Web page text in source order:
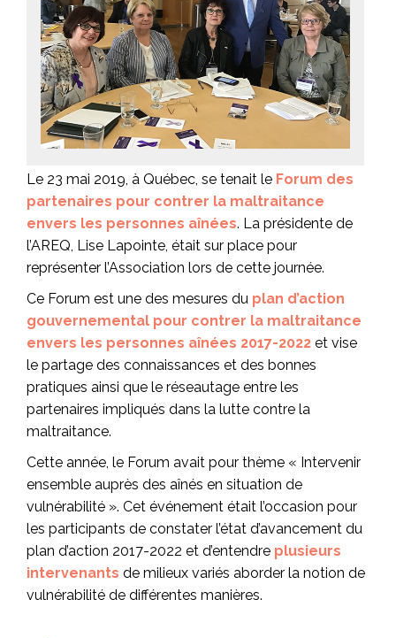
Le 23 mai 2019, à Québec, se tenait le Forum des
partenaires pour contrer la maltraitance
envers les personnes aînées. La présidente de
l’AREQ, Lise Lapointe, était sur place pour
représenter l’Association lors de cette journée.
Ce Forum est une des mesures du plan d’action
gouvernemental pour contrer la maltraitance
envers les personnes aînées 2017-2022 et vise
le partage des connaissances et des bonnes
pratiques ainsi que le réseautage entre les
partenaires impliqués dans la lutte contre la
maltraitance.
Cette année, le Forum avait pour thème « Intervenir
ensemble auprès des aînés en situation de
vulnérabilité ». Cet événement était l’occasion pour
les participants de constater l’état d’avancement du
plan d’action 2017-2022 et d’entendre plusieurs
intervenants de milieux variés aborder la notion de
vulnérabilité de différentes manières.